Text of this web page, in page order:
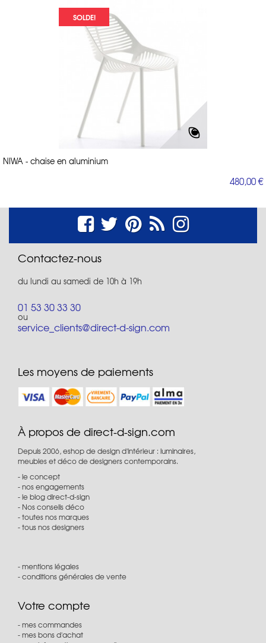
SOLDE!
NIWA - chaise en aluminium
480,00 €
Contactez-nous
du lundi au samedi de 10h à 19h
01 53 30 33 30
ou
service_clients@direct-d-sign.com
Les moyens de paiements
À propos de direct-d-sign.com
Depuis 2006, eshop de design d'intérieur : luminaires,
meubles et déco de designers contemporains.
le concept
nos engagements
le blog direct-d-sign
Nos conseils déco
toutes nos marques
tous nos designers
mentions légales
conditions générales de vente
Votre compte
mes commandes
mes bons d'achat